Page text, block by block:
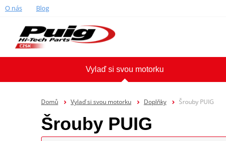
O nás Blog
Vylaď si svou motorku
Domů Vylaď si svou motorku Doplňky Šrouby PUIG
Šrouby PUIG